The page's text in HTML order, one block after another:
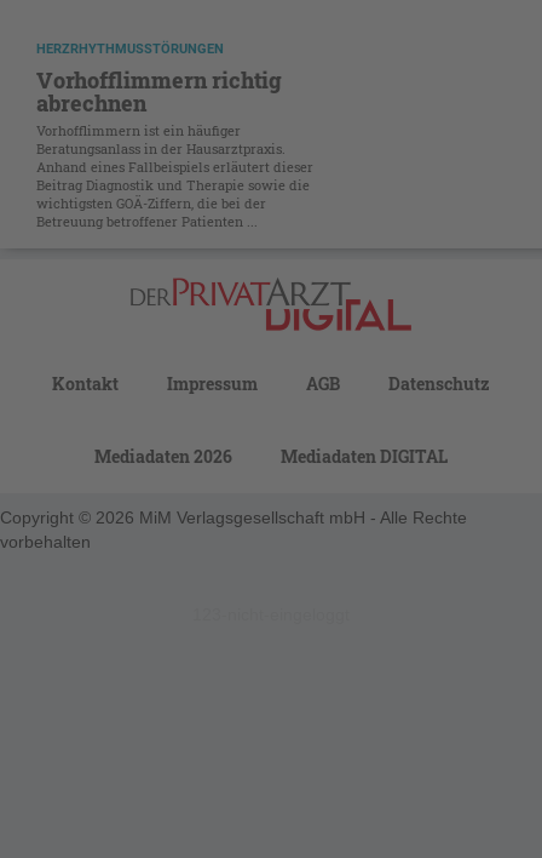
HERZRHYTHMUSSTÖRUNGEN
Vorhofflimmern richtig
abrechnen
Vorhofflimmern ist ein häufiger
Beratungsanlass in der Hausarztpraxis.
Anhand eines Fallbeispiels erläutert dieser
Beitrag Diagnostik und Therapie sowie die
wichtigsten GOÄ-Ziffern, die bei der
Betreuung betroffener Patienten ...
Kontakt Impressum AGB Datenschutz
Mediadaten 2026 Mediadaten DIGITAL
Copyright © 2026 MiM Verlagsgesellschaft mbH - Alle Rechte
vorbehalten